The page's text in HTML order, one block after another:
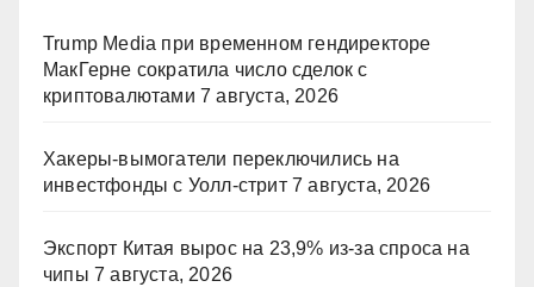
Trump Media при временном гендиректоре
МакГерне сократила число сделок с
криптовалютами 7 августа, 2026
Хакеры-вымогатели переключились на
инвестфонды с Уолл-стрит 7 августа, 2026
Экспорт Китая вырос на 23,9% из-за спроса на
чипы 7 августа, 2026